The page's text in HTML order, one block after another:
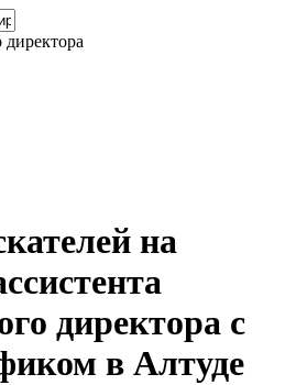
директора
на
директора с
в Алтуде